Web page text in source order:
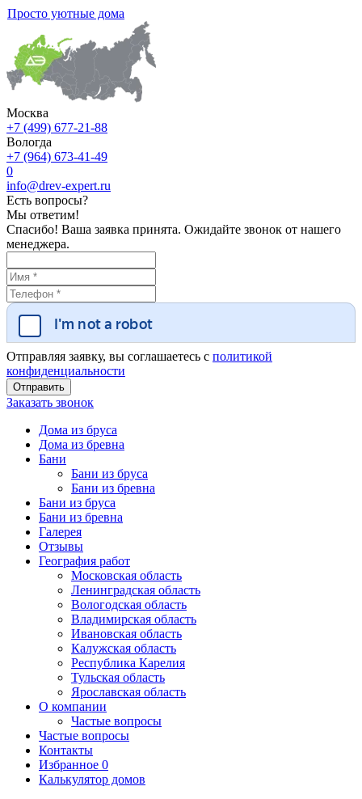
Просто уютные дома
Москва
+7 (499) 677-21-88
Вологда
+7 (964) 673-41-49
0
info@drev-expert.ru
Есть вопросы?
Мы ответим!
Спасибо! Ваша заявка принята. Ожидайте звонок от нашего
менеджера.
Отправляя заявку, вы соглашаетесь с политикой
конфиденциальности
Заказать звонок
Дома из бруса
Дома из бревна
Бани
Бани из бруса
Бани из бревна
Бани из бруса
Бани из бревна
Галерея
Отзывы
География работ
Московская область
Ленинградская область
Вологодская область
Владимирская область
Ивановская область
Калужская область
Республика Карелия
Тульская область
Ярославская область
О компании
Частые вопросы
Частые вопросы
Контакты
Избранное 0
Калькулятор домов